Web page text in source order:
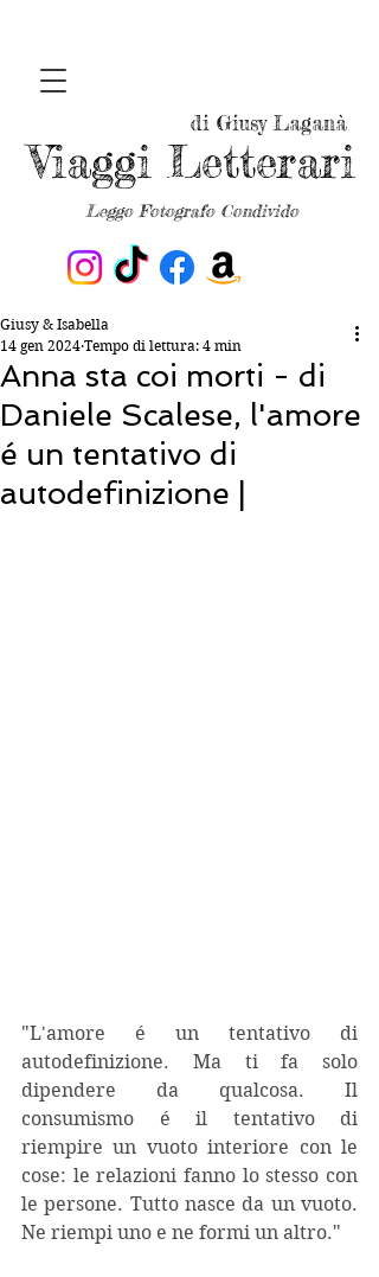
Leggo Fotografo Condivido
Viaggi Letterari
di Giusy Laganà
Anna sta coi morti - di
Daniele Scalese, l'amore
é un tentativo di
autodefinizione |
Giusy & Isabella
14 gen 2024 Tempo di lettura: 4 min
"L'amore é un tentativo di
autodefinizione. Ma ti fa solo
dipendere da qualcosa. Il
consumismo é il tentativo di
riempire un vuoto interiore con le
cose: le relazioni fanno lo stesso con
le persone. Tutto nasce da un vuoto.
Ne riempi uno e ne formi un altro."